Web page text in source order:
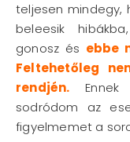
teljesen mindegy,
beleesik
gonosz és ebbe
Feltehetőleg
rendjén.
sodródom az
figyelmemet a